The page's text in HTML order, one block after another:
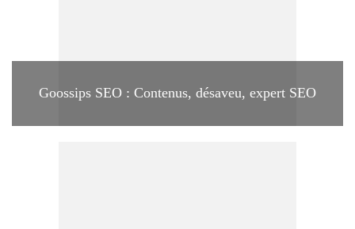
Goossips SEO : Contenus, désaveu, expert SEO